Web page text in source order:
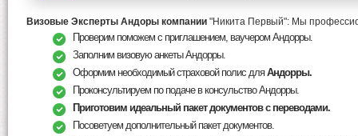
Визовые Эксперты Андоры компании "Никита Первый": Мы
Проверим поможем с приглашением, ваучером Андорры.
Заполним визовую анкеты Андорры.
Оформим необходимый страховой полис дляАндорры.
Проконсультируем по подаче в консульство Андорры.
Приготовим идеальный пакет документов с переводами.
Посоветуем дополнительный пакет документов.